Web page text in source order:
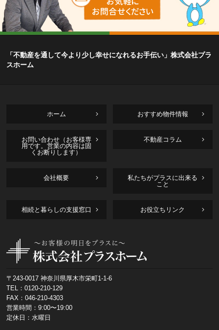
「不動産を通して今より少し幸せになれるお手伝い」株式会社プラ
スホーム
ホーム おすすめ物件情報
お問い合わせ（お客様専
用です。営業の内容は固
くお断りします）
不動産コラム
会社概要
私たちがプラスに出来る
こと
相続と暮らしの支援窓口 お役立ちリンク
〒243-0017 神奈川県厚木市栄町1-1-6
TEL： 0120-210-129
FAX：046-210-4303
営業時間：9:00〜19:00
定休日：水曜日